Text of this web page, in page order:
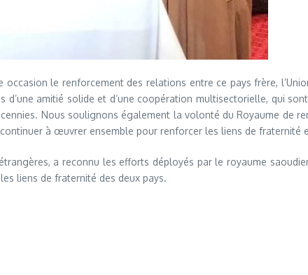
le renforcement des relations entre ce pays frère,
amitié solide et d’une coopération multisectorielle, qui
Nous soulignons également la volonté du Royaume de
à œuvrer ensemble pour renforcer les liens de fraternité
a reconnu les efforts déployés par le royaume
liens de fraternité des deux pays.